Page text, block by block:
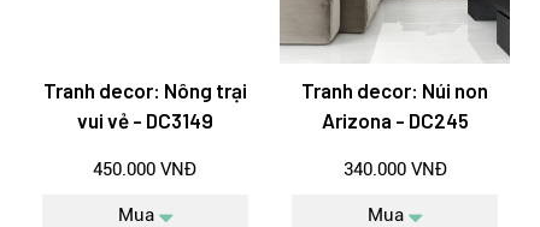
Tranh decor: Nông trại
vui vẻ - DC3149
450.000 VNĐ
Mua
Tranh decor: Núi non
Arizona - DC245
340.000 VNĐ
Mua